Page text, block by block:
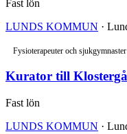
Fast lön
LUNDS KOMMUN ·
Fysioterapeuter och sjukgymnaster
Kurator till
Fast lön
LUNDS KOMMUN ·